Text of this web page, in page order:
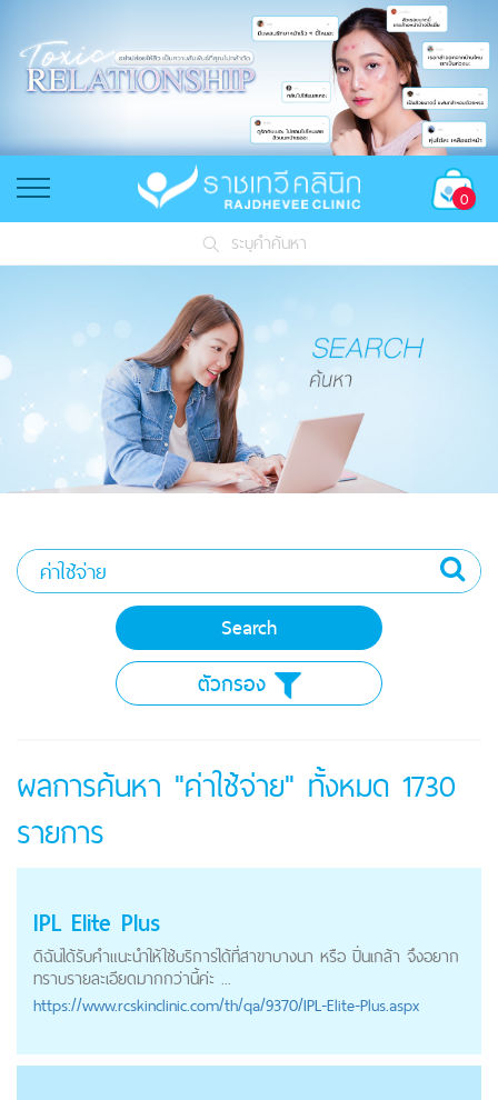
0
ระบุคำค้นหา
ตัวกรอง
ผลการค้นหา "ค่าใช้จ่าย" ทั้งหมด 1730
รายการ
IPL Elite Plus
ดิฉันได้รับคำแนะนำให้ใช้บริการได้ที่สาขาบางนา หรือ ปิ่นเกล้า จึงอยาก
ทราบรายละเอียดมากกว่านี้ค่ะ ...
https://www.rcskinclinic.com/th/qa/9370/IPL-Elite-Plus.aspx